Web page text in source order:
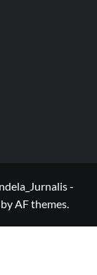
-
by AF themes.